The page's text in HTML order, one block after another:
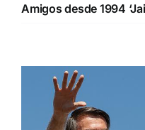
Amigos desde 1994